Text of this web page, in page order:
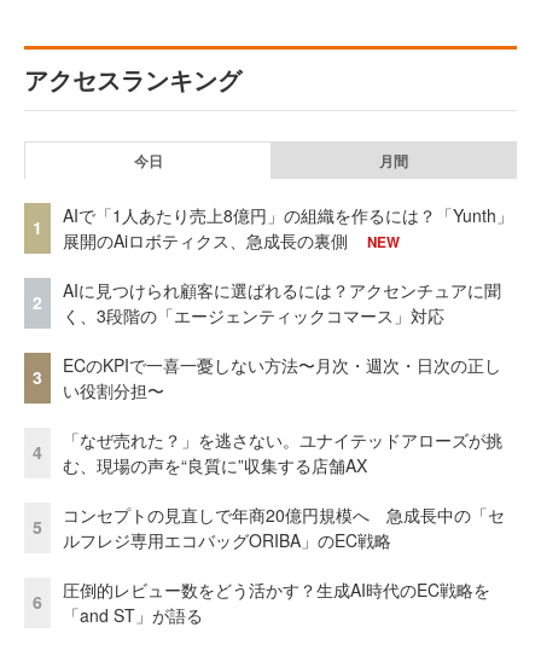
アクセスランキング
今日 月間
1
AIで「1人あたり売上8億円」の組織を作るには？「Yunth」
展開のAiロボティクス、急成長の裏側
NEW
2
AIに見つけられ顧客に選ばれるには？アクセンチュアに聞
く、3段階の「エージェンティックコマース」対応
3
ECのKPIで一喜一憂しない方法〜月次・週次・日次の正し
い役割分担〜
4
「なぜ売れた？」を逃さない。ユナイテッドアローズが挑
む、現場の声を“良質に”収集する店舗AX
5
コンセプトの見直しで年商20億円規模へ 急成長中の「セ
ルフレジ専用エコバッグORIBA」のEC戦略
6
圧倒的レビュー数をどう活かす？生成AI時代のEC戦略を
「and ST」が語る